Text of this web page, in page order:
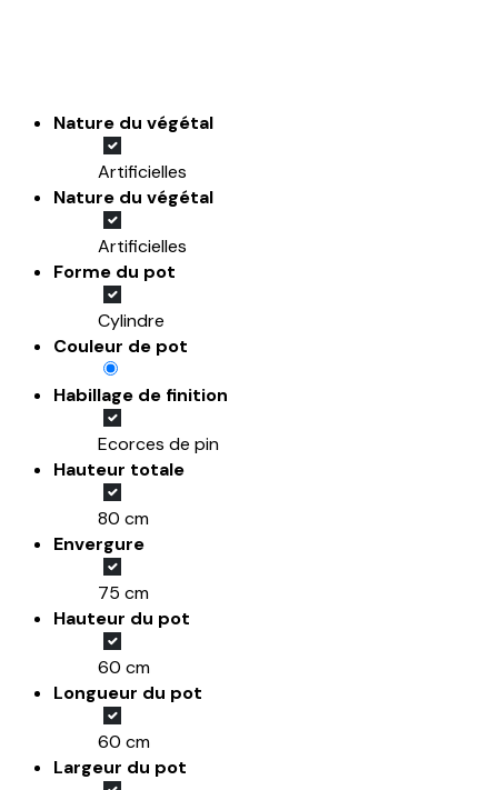
Nature du végétal
Artificielles
Nature du végétal
Artificielles
Forme du pot
Cylindre
Couleur de pot
Habillage de finition
Ecorces de pin
Hauteur totale
80 cm
Envergure
75 cm
Hauteur du pot
60 cm
Longueur du pot
60 cm
Largeur du pot